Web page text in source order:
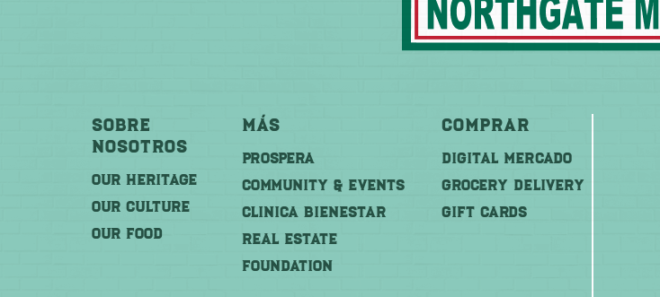
Sobre
Nosotros
OUR HERITAGE
OUR CULTURE
OUR FOOD
Más
PROSPERA
COMMUNITY & EVENTS
CLINICA BIENESTAR
REAL ESTATE
FOUNDATION
Comprar
DIGITAL MERCADO
Grocery Delivery
GIFT CARDS